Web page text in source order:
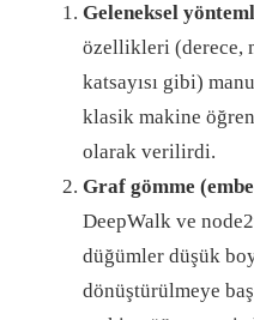
Geleneksel
özellikleri (derece,
katsayısı gibi)
klasik makine
olarak verilirdi.
Graf gömme
DeepWalk ve
düğümler düşük
dönüştürülmeye